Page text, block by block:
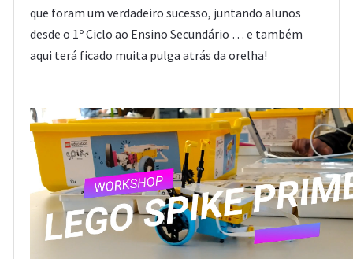
que foram um verdadeiro sucesso, juntando alunos
desde o 1º Ciclo ao Ensino Secundário … e também
aqui terá ficado muita pulga atrás da orelha!